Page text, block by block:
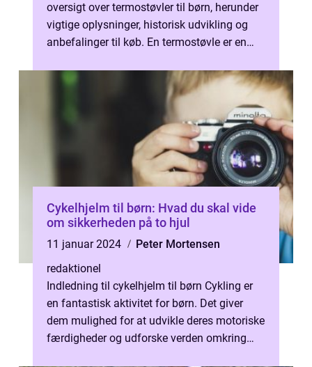
oversigt over termostøvler til børn, herunder
vigtige oplysninger, historisk udvikling og
anbefalinger til køb. En termostøvle er en
Cykelhjelm til børn: Hvad du skal vide
om sikkerheden på to hjul
11 januar 2024
Peter Mortensen
redaktionel
Indledning til cykelhjelm til børn Cykling er
en fantastisk aktivitet for børn. Det giver
dem mulighed for at udvikle deres motoriske
færdigheder og udforske verden omkring